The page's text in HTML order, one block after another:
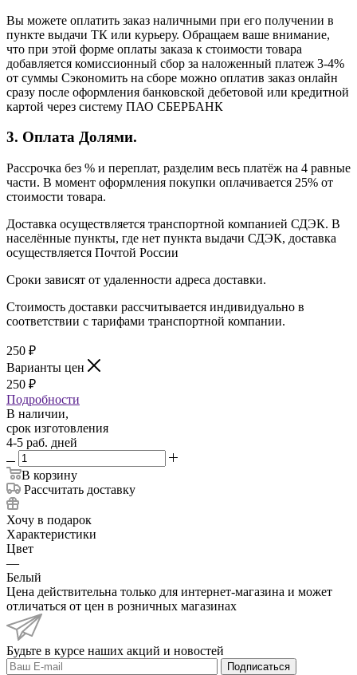
Вы можете оплатить заказ наличными при его получении в
пункте выдачи ТК или курьеру. Обращаем ваше внимание,
что при этой форме оплаты заказа к стоимости товара
добавляется комиссионный сбор за наложенный платеж 3-4%
от суммы Сэкономить на сборе можно оплатив заказ онлайн
сразу после оформления банковской дебетовой или кредитной
картой через систему ПАО СБЕРБАНК
3. Оплата Долями.
Рассрочка без % и переплат, разделим весь платёж на 4 равные
части. В момент оформления покупки оплачивается 25% от
стоимости товара.
Доставка осуществляется транспортной компанией СДЭК. В
населённые пункты, где нет пункта выдачи СДЭК, доставка
осуществляется Почтой России
Сроки зависят от удаленности адреса доставки.
Стоимость доставки рассчитывается индивидуально в
соответствии с тарифами транспортной компании.
250 ₽
Варианты цен
250 ₽
Подробности
В наличии,
срок изготовления
4-5 раб. дней
В корзину
Рассчитать доставку
Хочу в подарок
Характеристики
Цвет
—
Белый
Цена действительна только для интернет-магазина и может
отличаться от цен в розничных магазинах
Будьте в курсе наших акций и новостей
Подписаться